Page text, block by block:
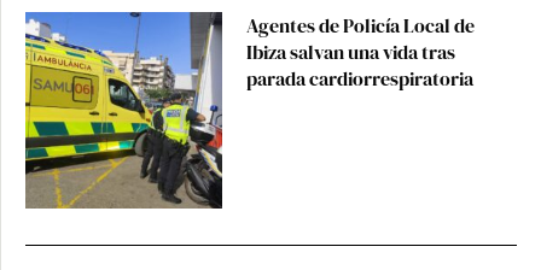
Agentes de Policía Local de
Ibiza salvan una vida tras
parada cardiorrespiratoria